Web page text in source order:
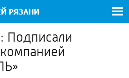
Подписали